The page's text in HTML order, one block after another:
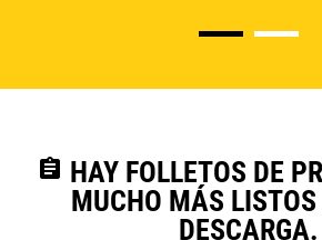
assignment HAY FOLLETOS DE
MUCHO MÁS
DESCARGA.